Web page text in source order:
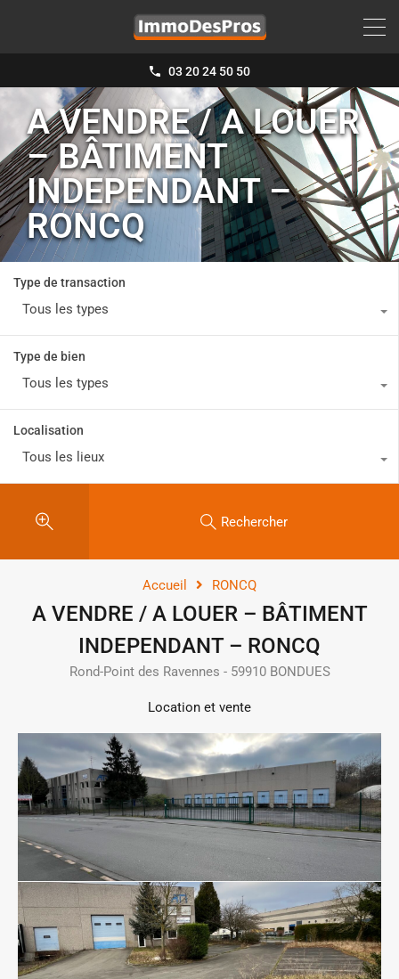
03 20 24 50 50
A VENDRE / A LOUER
– BÂTIMENT
INDEPENDANT –
RONCQ
Type de transaction
Tous les types
Type de bien
Tous les types
Localisation
Tous les lieux
Rechercher
Accueil RONCQ
A VENDRE / A LOUER – BÂTIMENT
INDEPENDANT – RONCQ
Rond-Point des Ravennes - 59910 BONDUES
Location et vente